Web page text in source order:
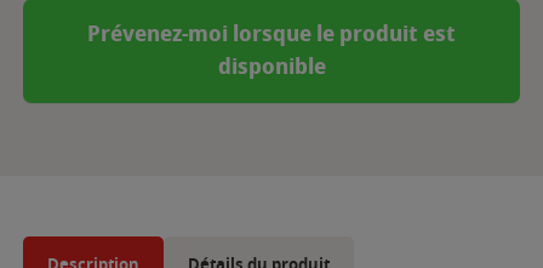
Prévenez-moi lorsque le produit est
disponible